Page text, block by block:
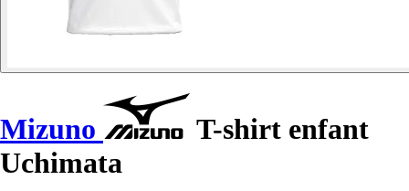
Mizuno
T-shirt enfant
Uchimata